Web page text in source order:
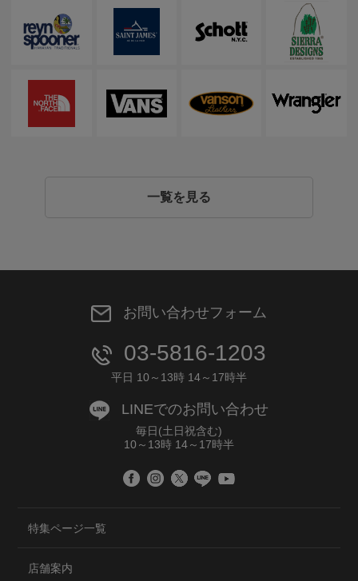
一覧を見る
お問い合わせフォーム
03-5816-1203
平日 10～13時 14～17時半
LINEでのお問い合わせ
毎日(土日祝含む)
10～13時 14～17時半
特集ページ一覧
店舗案内